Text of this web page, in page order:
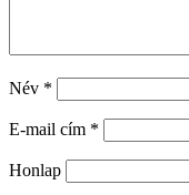
Név *
E-mail cím *
Honlap